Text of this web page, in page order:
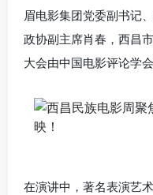
眉电影集团党委副书记
政协副主席肖春，西昌
大会由中国电影评论学
在演讲中，著名表演艺